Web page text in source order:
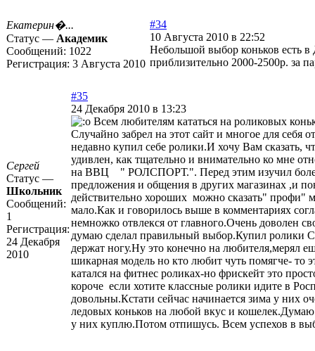
Екатерин�...
Статус — Академик
Сообщений: 1022
Регистрация: 3 Августа 2010
#34
10 Августа 2010 в 22:52
Небольшой выбор коньков есть в
приблизительно 2000-2500р. за
Сергей
Статус —
Школьник
Сообщений:
1
Регистрация:
24 Декабря
2010
#35
24 Декабря 2010 в 13:23
Всем любителям кататься на роликовых
Случайно забрел на этот сайт и многое для себя
недавно купил себе ролики.И хочу Вам сказать,
удивлен, как тщательно и внимательно ко мне
на ВВЦ " РОЛСПОРТ.". Перед этим изучил
предложения и общения в других магазинах ,и
действительно хороших можно сказать" профи"
мало.Как и говорилось выше в комментариях
немножко отвлекся от главного.Очень доволен
думаю сделал правильный выбор.Купил ролики
держат ногу.Ну это конечно на любителя,мерял
шикарная модель но кто любит чуть помягче- то
катался на фитнес роликах-но фрискейт это
короче если хотите классные ролики идите в
довольны.Кстати сейчас начинается зима у них
ледовых коньков на любой вкус и кошелек.Думаю
у них куплю.Потом отпишусь. Всем успехов в